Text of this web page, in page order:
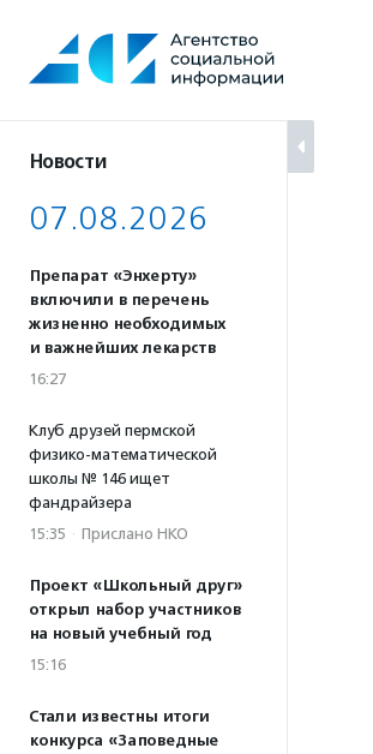
содержанию
Новости
07.08.2026
Препарат «Энхерту»
включили в перечень
жизненно необходимых
и важнейших лекарств
16:27
Клуб друзей пермской
физико-математической
школы № 146 ищет
фандрайзера
15:35 · Прислано НКО
Проект «Школьный друг»
открыл набор участников
на новый учебный год
15:16
Стали известны итоги
конкурса «Заповедные